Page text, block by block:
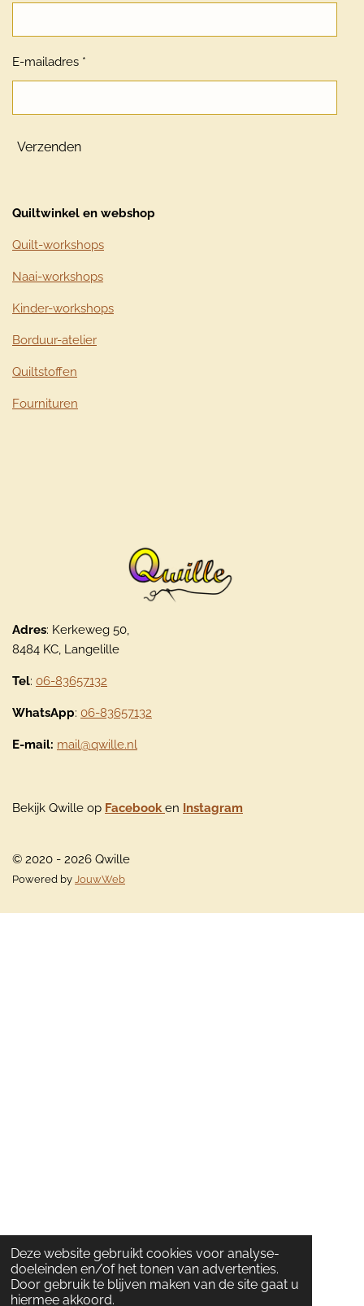
Deze website gebruikt cookies voor analyse-
doeleinden en/of het tonen van advertenties.
Door gebruik te blijven maken van de site gaat u
hiermee akkoord.
E-mailadres *
Verzenden
Quiltwinkel en webshop
Quilt-workshops
Naai-workshops
Kinder-workshops
Borduur-atelier
Quiltstoffen
Fournituren
Adres: Kerkeweg 50,
8484 KC, Langelille
Tel: 06-83657132
WhatsApp: 06-83657132
E-mail: mail@qwille.nl
Bekijk Qwille op Facebook en Instagram
© 2020 - 2026 Qwille
Powered by JouwWeb